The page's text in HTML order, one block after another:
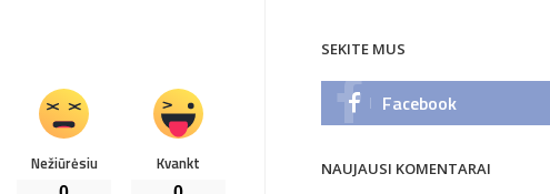
Nežiūrėsiu Kvankt
SEKITE MUS
Facebook
NAUJAUSI KOMENTARAI